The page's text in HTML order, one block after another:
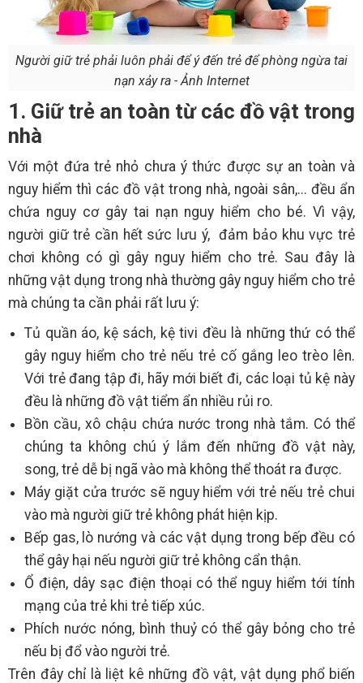
Người giữ trẻ phải luôn phải để ý đến trẻ để phòng ngừa tai
nạn xảy ra - Ảnh Internet
1. Giữ trẻ an toàn từ các đồ vật trong
nhà
Với một đứa trẻ nhỏ chưa ý thức được sự an toàn và
nguy hiểm thì các đồ vật trong nhà, ngoài sân,... đều ẩn
chứa nguy cơ gây tai nạn nguy hiểm cho bé. Vì vậy,
người giữ trẻ cần hết sức lưu ý, đảm bảo khu vực trẻ
chơi không có gì gây nguy hiểm cho trẻ. Sau đây là
những vật dụng trong nhà thường gây nguy hiểm cho trẻ
mà chúng ta cần phải rất lưu ý:
Tủ quần áo, kệ sách, kệ tivi đều là những thứ có thể
gây nguy hiểm cho trẻ nếu trẻ cố gắng leo trèo lên.
Với trẻ đang tập đi, hãy mới biết đi, các loại tủ kệ này
đều là những đồ vật tiểm ẩn nhiều rủi ro.
Bồn cầu, xô chậu chứa nước trong nhà tắm. Có thể
chúng ta không chú ý lắm đến những đồ vật này,
song, trẻ dễ bị ngã vào mà không thể thoát ra được.
Máy giặt cửa trước sẽ nguy hiểm với trẻ nếu trẻ chui
vào mà người giữ trẻ không phát hiện kịp.
Bếp gas, lò nướng và các vật dụng trong bếp đều có
thể gây hại nếu người giữ trẻ không cẩn thận.
Ổ điện, dây sạc điện thoại có thể nguy hiểm tới tính
mạng của trẻ khi trẻ tiếp xúc.
Phích nước nóng, bình thuỷ có thể gây bỏng cho trẻ
nếu bị đổ vào người trẻ.
Trên đây chỉ là liệt kê những đồ vật, vật dụng phổ biến